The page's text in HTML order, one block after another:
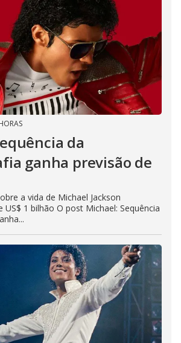
da
ganha previsão de
a vida de Michael Jackson
US$ 1 bilhão O post Michael: Sequência